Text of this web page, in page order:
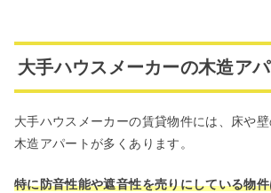
大手ハウスメーカーの木造ア
大手ハウスメーカーの賃貸物件には、床や
木造アパートが多くあります。
特に防音性能や遮音性を売りにしている物